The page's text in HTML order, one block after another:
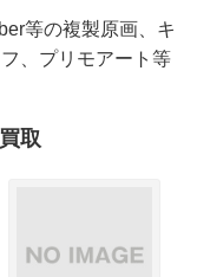
等の複製原画、キ
、プリモアート等
取